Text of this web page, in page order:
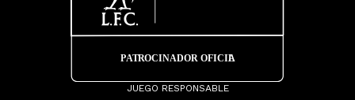
JUEGO RESPONSABLE